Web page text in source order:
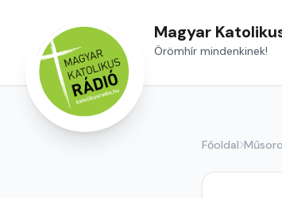
Magyar
Örömhír mindenkinek!
Főoldal